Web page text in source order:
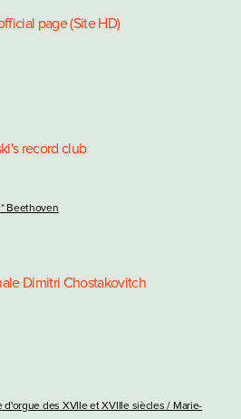
page (Site HD)
record club
Beethoven
Dimitri Chostakovitch
d'orgue des XVIIe et XVIIIe siècles / Marie-